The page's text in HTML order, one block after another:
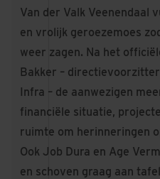
Van der Valk Veenendaal
en vrolijk geroezemoes
weer zagen. Na het
Bakker –
Infra – de aanwezigen
financiële situatie,
ruimte om herinneringen
Ook Job Dura en Age
en schoven graag aan